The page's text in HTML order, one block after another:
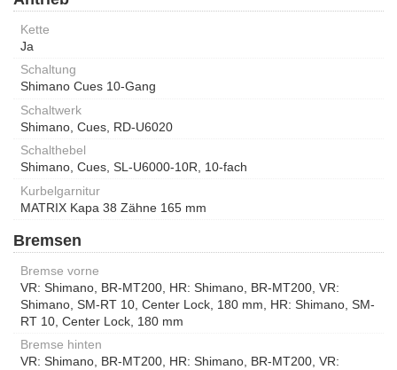
Kette
Ja
Schaltung
Shimano Cues 10-Gang
Schaltwerk
Shimano, Cues, RD-U6020
Schalthebel
Shimano, Cues, SL-U6000-10R, 10-fach
Kurbelgarnitur
MATRIX Kapa 38 Zähne 165 mm
Bremsen
Bremse vorne
VR: Shimano, BR-MT200, HR: Shimano, BR-MT200, VR:
Shimano, SM-RT 10, Center Lock, 180 mm, HR: Shimano, SM-
RT 10, Center Lock, 180 mm
Bremse hinten
VR: Shimano, BR-MT200, HR: Shimano, BR-MT200, VR: